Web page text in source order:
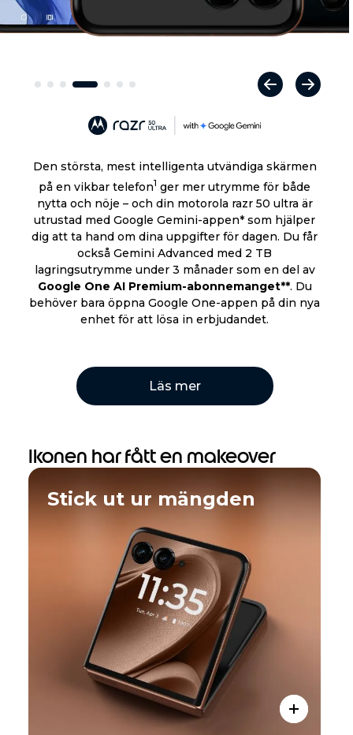
Den största, mest intelligenta utvändiga skärmen
på en vikbar telefon1 ger mer utrymme för både
nytta och nöje – och din motorola razr 50 ultra är
utrustad med Google Gemini-appen* som hjälper
dig att ta hand om dina uppgifter för dagen. Du får
också Gemini Advanced med 2 TB
lagringsutrymme under 3 månader som en del av
Google One AI Premium-abonnemanget**. Du
behöver bara öppna Google One-appen på din nya
enhet för att lösa in erbjudandet.
Läs mer
Ikonen har fått en makeover
Stick ut ur mängden